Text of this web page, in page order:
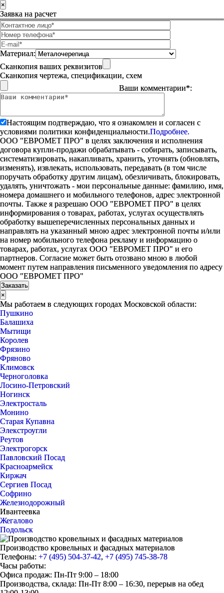
×
Заявка на расчет
Материал:
Сканкопия ваших реквизитов
Сканкопия чертежа, спецификации, схем
Ваши комментарии*:
Настоящим подтверждаю, что я ознакомлен и согласен с
условиями политики конфиденциальности.Подробнее.
ООО "ЕВРОМЕТ ПРО" в целях заключения и исполнения
договора купли-продажи обрабатывать - собирать, записывать,
систематизировать, накапливать, хранить, уточнять (обновлять,
изменять), извлекать, использовать, передавать (в том числе
поручать обработку другим лицам), обезличивать, блокировать,
удалять, уничтожать - мои персональные данные: фамилию, имя,
номера домашнего и мобильного телефонов, адрес электронной
почты. Также я разрешаю ООО "ЕВРОМЕТ ПРО" в целях
информирования о товарах, работах, услугах осуществлять
обработку вышеперечисленных персональных данных и
направлять на указанный мною адрес электронной почты и/или
на номер мобильного телефона рекламу и информацию о
товарах, работах, услугах ООО "ЕВРОМЕТ ПРО" и его
партнеров. Согласие может быть отозвано мною в любой
момент путем направления письменного уведомления по адресу
ООО "ЕВРОМЕТ ПРО"
×
Мы работаем в следующих городах Московской области:
Пушкино
Балашиха
Мытищи
Королев
Фрязино
Фряново
Климовск
Черноголовка
Лосино-Петровский
Ногинск
Электросталь
Монино
Старая Купавна
Элекстроугли
Реутов
Электрогорск
Павловский Посад
Красноармейск
Киржач
Сергиев Посад
Софрино
Железнодорожный
Ивантеевка
Жегалово
Подольск
Производство кровельных и фасадных материалов
Телефоны: +7 (495) 504-37-42, +7 (495) 745-38-78
Часы работы:
Офиса продаж: Пн-Пт 9:00 – 18:00
Производства, склада: Пн-Пт 8:00 – 16:30, перерыв на обед